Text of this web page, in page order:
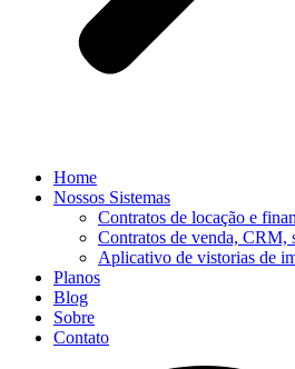
Home
Nossos Sistemas
Contratos de locação e
Contratos de venda, CRM,
Aplicativo de vistorias de
Planos
Blog
Sobre
Contato